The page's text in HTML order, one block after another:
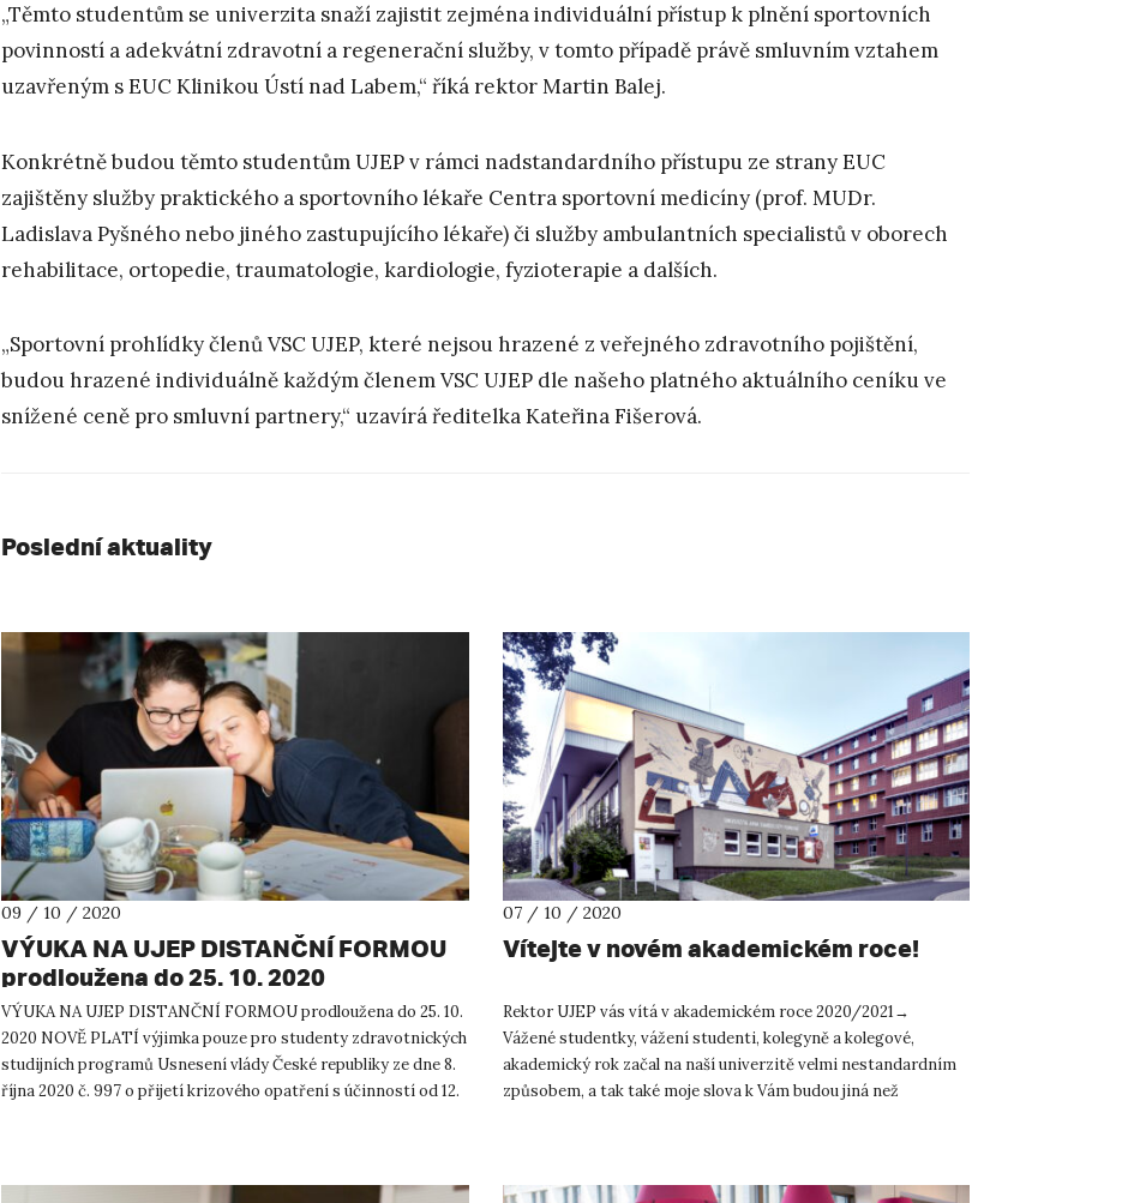
„Těmto studentům se univerzita snaží zajistit zejména individuální přístup k plnění sportovních
povinností a adekvátní zdravotní a regenerační služby, v tomto případě právě smluvním vztahem
uzavřeným s EUC Klinikou Ústí nad Labem,“ říká rektor Martin Balej.
Konkrétně budou těmto studentům UJEP v rámci nadstandardního přístupu ze strany EUC
zajištěny služby praktického a sportovního lékaře Centra sportovní medicíny (prof. MUDr.
Ladislava Pyšného nebo jiného zastupujícího lékaře) či služby ambulantních specialistů v oborech
rehabilitace, ortopedie, traumatologie, kardiologie, fyzioterapie a dalších.
„Sportovní prohlídky členů VSC UJEP, které nejsou hrazené z veřejného zdravotního pojištění,
budou hrazené individuálně každým členem VSC UJEP dle našeho platného aktuálního ceníku ve
snížené ceně pro smluvní partnery,“ uzavírá ředitelka Kateřina Fišerová.
Poslední aktuality
09 / 10 / 2020
VÝUKA NA UJEP DISTANČNÍ FORMOU
prodloužena do 25. 10. 2020
VÝUKA NA UJEP DISTANČNÍ FORMOU prodloužena do 25. 10.
2020 NOVĚ PLATÍ výjimka pouze pro studenty zdravotnických
studijních programů Usnesení vlády České republiky ze dne 8.
října 2020 č. 997 o přijetí krizového opatření s účinností od 12.
07 / 10 / 2020
Vítejte v novém akademickém roce!
Rektor UJEP vás vítá v akademickém roce 2020/2021→
Vážené studentky, vážení studenti, kolegyně a kolegové,
akademický rok začal na naší univerzitě velmi nestandardním
způsobem, a tak také moje slova k Vám budou jiná než